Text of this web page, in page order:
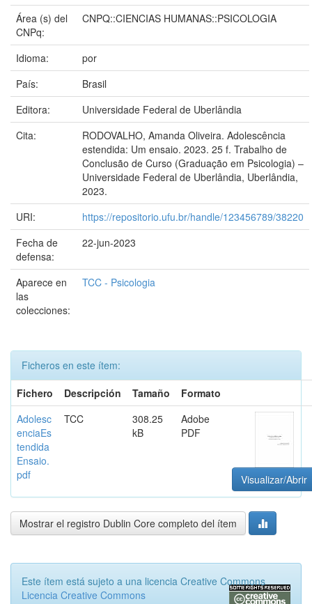
Área (s) del
CNPq:
CNPQ::CIENCIAS HUMANAS::PSICOLOGIA
Idioma:
por
País:
Brasil
Editora:
Universidade Federal de Uberlândia
Cita:
RODOVALHO, Amanda Oliveira. Adolescência
estendida: Um ensaio. 2023. 25 f. Trabalho de
Conclusão de Curso (Graduação em Psicologia) –
Universidade Federal de Uberlândia, Uberlândia,
2023.
URI:
https://repositorio.ufu.br/handle/123456789/38220
Fecha de
defensa:
22-jun-2023
Aparece en
las
colecciones:
TCC - Psicologia
Ficheros en este ítem:
Fichero
Descripción Tamaño
Formato
Adolesc
enciaEs
tendida
Ensaio.
pdf
TCC
308.25
kB
Adobe
PDF
Visualizar/Abrir
Mostrar el registro Dublin Core completo del ítem
Este ítem está sujeto a una licencia Creative Commons
Licencia Creative Commons